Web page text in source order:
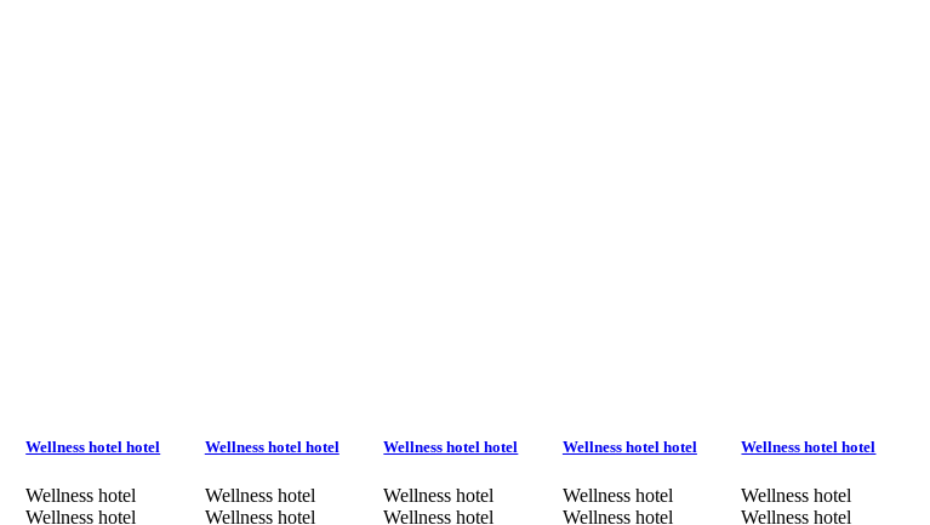
Wellness hotel hotel
Wellness hotel
Wellness hotel
Wellness hotel hotel
Wellness hotel
Wellness hotel
Wellness hotel hotel
Wellness hotel
Wellness hotel
Wellness hotel hotel
Wellness hotel
Wellness hotel
Wellness hotel hotel
Wellness hotel
Wellness hotel